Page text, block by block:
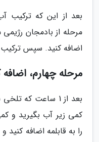
بعد از این که
مرحله از بادمجان
اضافه کنید. سپس ترکیب
مرحله چهارم،
بعد از 1 ساعت که
کمی زیر آب بگیرید و
را به قابلمه اضافه کنید